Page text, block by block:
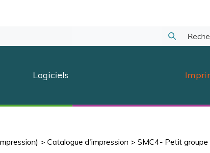
Soumettre
recherche
Logiciels
> Catalogue d'impression > SMC4- Petit groupe